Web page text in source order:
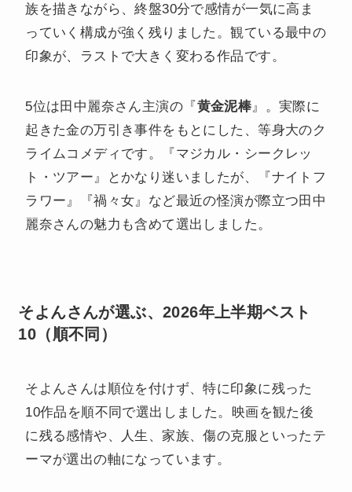
族を描きながら、終盤30分で感情が一気に高ま
っていく構成が強く残りました。観ている最中の
印象が、ラストで大きく変わる作品です。
5位は田中麗奈さん主演の『 黄金泥棒』。実際に
起きた金の万引き事件をもとにした、等身大のク
ライムコメディです。『マジカル・シークレッ
ト・ツアー』とかなり迷いましたが、『ナイトフ
ラワー』『禍々女』など最近の怪演が際立つ田中
麗奈さんの魅力も含めて選出しました。
そよんさんが選ぶ、2026年上半期ベスト
10（順不同）
そよんさんは順位を付けず、特に印象に残った
10作品を順不同で選出しました。映画を観た後
に残る感情や、人生、家族、傷の克服といったテ
ーマが選出の軸になっています。